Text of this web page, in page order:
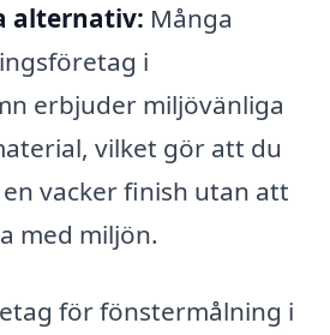
alternativ: Många
i
erbjuder miljövänliga
vilket gör att du
vacker finish utan att
med miljön.
för fönstermålning i